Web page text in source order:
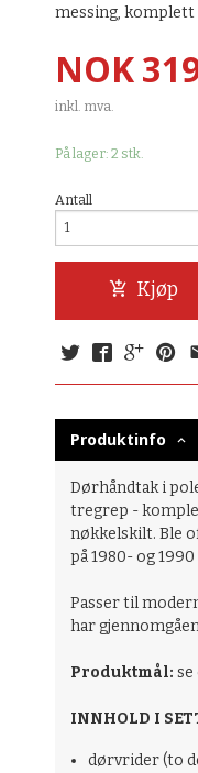
messing,
Pris
NOK
inkl. mva.
På lager: 2 stk.
Antall
Kjøp
Produktinfo
Dørhåndtak i
tregrep -
nøkkelskilt. Ble
på 1980- og
Passer til
har
Produktmål: se
INNHOLD I
dørvrider (to